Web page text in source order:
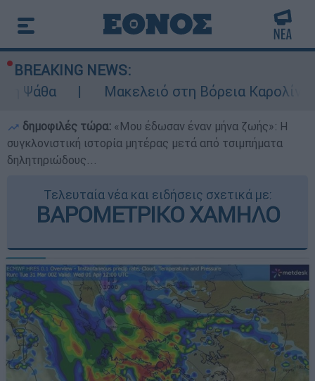
BREAKING NEWS:
Μακελειό στη Βόρεια Καρολίνα ύστερα
δημοφιλές τώρα: «Μου έδωσαν έναν μήνα ζωής»: Η
συγκλονιστική ιστορία μητέρας μετά από τσιμπήματα
δηλητηριώδους...
Τελευταία νέα και ειδήσεις σχετικά με:
ΒΑΡΟΜΕΤΡΙΚΟ ΧΑΜΗΛΟ